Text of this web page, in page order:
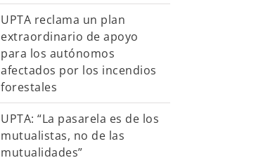
UPTA reclama un plan
extraordinario de apoyo
para los autónomos
afectados por los incendios
forestales
UPTA: “La pasarela es de los
mutualistas, no de las
mutualidades”